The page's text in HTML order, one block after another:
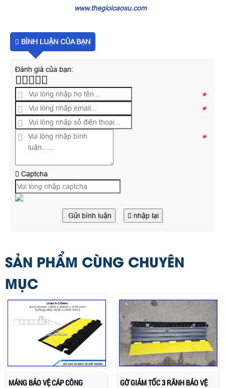
www.thegioicaosu.com
BÌNH LUẬN CỦA BẠN
Đánh giá của bạn:
*
*
*
Captcha
Gửi bình luận nhập lại
SẢN PHẨM CÙNG CHUYÊN
MỤC
GỜ GIẢM TỐC 3 RÃNH BẢO VỆ
GỜ GIẢM TỐC CAO SU